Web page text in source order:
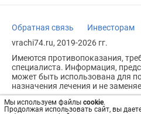
Мы используем файлы cookie.
Продолжая использовать сайт, вы
Обратная связь Инвесторам
vrachi74.ru, 2019-2026 гг.
Имеются противопоказания,
специалиста. Информация,
может быть использована для
назначения лечения и не
Возрастное ограничение: 18+